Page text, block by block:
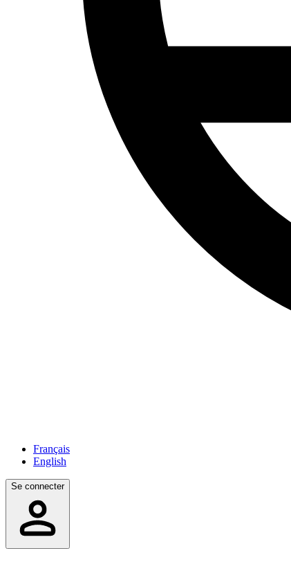
Français
English
Se connecter